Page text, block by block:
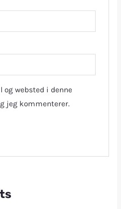
websted i denne
jeg kommenterer.